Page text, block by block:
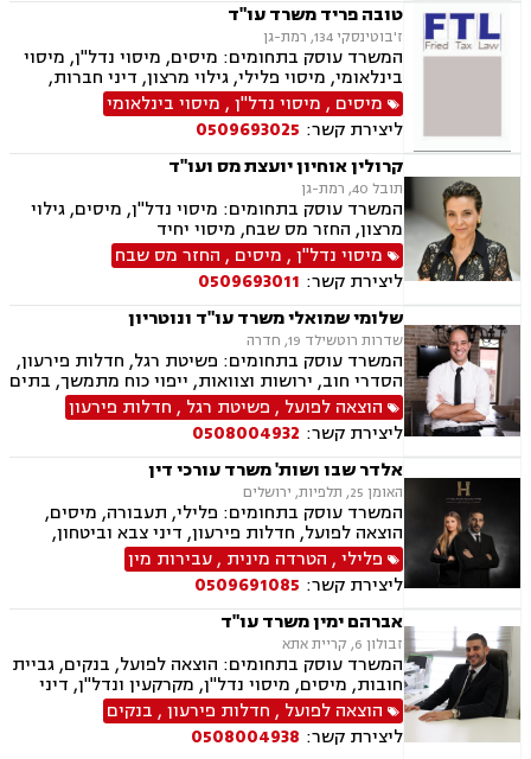
טובה פריד משרד עו"ד
ז'בוטינסקי 134, רמת-גן
המשרד עוסק בתחומים: מיסים, מיסוי נדל"ן, מיסוי
בינלאומי, מיסוי פלילי, גילוי מרצון, דיני חברות,
רישום חברות, פירוקים והקפאת הליכים, סכסוך בין
בעלי מניות, עסקאות מכר דירה, ירושות וצוואות,
עיזבונות, ייפוי כוח מתמשך.
מיסים , מיסוי נדל"ן, מיסוי בינלאומי
ליצירת קשר: 0509693025
קרולין אוחיון יועצת מס ועו"ד
תובל 40, רמת-גן
המשרד עוסק בתחומים: מיסוי נדל"ן, מיסים, גילוי
מרצון, החזר מס שבח, מיסוי יחיד
מיסוי נדל"ן, מיסים , החזר מס שבח
ליצירת קשר: 0509693011
שלומי שמואלי משרד עו"ד ונוטריון
שדרות רוטשילד 19, חדרה
המשרד עוסק בתחומים: פשיטת רגל, חדלות פירעון,
הסדרי חוב, ירושות וצוואות, ייפוי כוח מתמשך, בתים
משותפים, עסקאות מכר דירה, ליטיגציה, לשון הרע,
מיסים
הוצאה לפועל , פשיטת רגל , חדלות פירעון
ליצירת קשר: 0508004932
אלדר שבו ושות' משרד עורכי דין
האומן 25, תלפיות, ירושלים
המשרד עוסק בתחומים: פלילי, תעבורה, מיסים,
הוצאה לפועל, חדלות פירעון, דיני צבא וביטחון,
ליטיגציה אזרחית
פלילי, הטרדה מינית ,עבירות מין
ליצירת קשר: 0509691085
אברהם ימין משרד עו"ד
זבולון 6, קריית אתא
המשרד עוסק בתחומים: הוצאה לפועל, בנקים, גביית
חובות, מיסים, מיסוי נדל"ן, מקרקעין ונדל"ן, דיני
משפחה, מזונות, ביטוח לאומי, ירושות וצוואות, ייפוי
כוח מתמשך, חדלות פירעון.
הוצאה לפועל , חדלות פירעון, בנקים
ליצירת קשר: 0508004938